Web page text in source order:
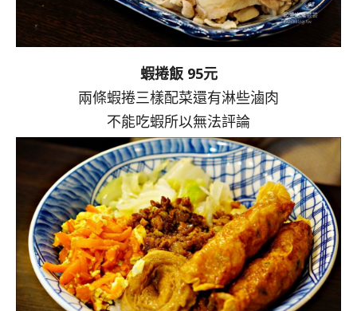
蝦捲飯 95元
兩條蝦捲三樣配菜還有淋些滷肉
不能吃蝦所以無法評論